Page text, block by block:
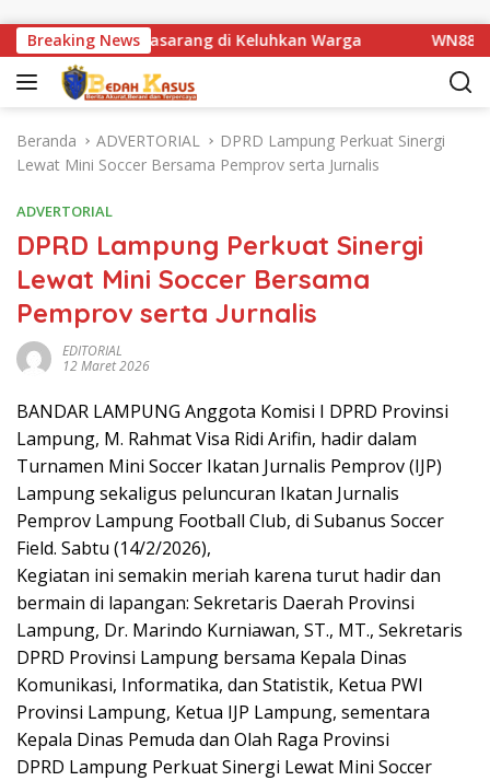
Breaking News
Km 1 Basarang di Keluhkan Warga WN88 SUB
Beranda ADVERTORIAL
DPRD Lampung Perkuat Sinergi
Lewat Mini Soccer Bersama Pemprov serta Jurnalis
ADVERTORIAL
DPRD Lampung Perkuat Sinergi
Lewat Mini Soccer Bersama
Pemprov serta Jurnalis
EDITORIAL
12 Maret 2026
BANDAR LAMPUNG Anggota Komisi I DPRD Provinsi
Lampung, M. Rahmat Visa Ridi Arifin, hadir dalam
Turnamen Mini Soccer Ikatan Jurnalis Pemprov (IJP)
Lampung sekaligus peluncuran Ikatan Jurnalis
Pemprov Lampung Football Club, di Subanus Soccer
Field. Sabtu (14/2/2026),
Kegiatan ini semakin meriah karena turut hadir dan
bermain di lapangan: Sekretaris Daerah Provinsi
Lampung, Dr. Marindo Kurniawan, ST., MT., Sekretaris
DPRD Provinsi Lampung bersama Kepala Dinas
Komunikasi, Informatika, dan Statistik, Ketua PWI
Provinsi Lampung, Ketua IJP Lampung, sementara
Kepala Dinas Pemuda dan Olah Raga Provinsi
DPRD Lampung Perkuat Sinergi Lewat Mini Soccer